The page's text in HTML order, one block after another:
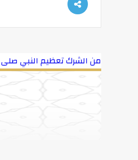
من الشرك تعظيم النبي